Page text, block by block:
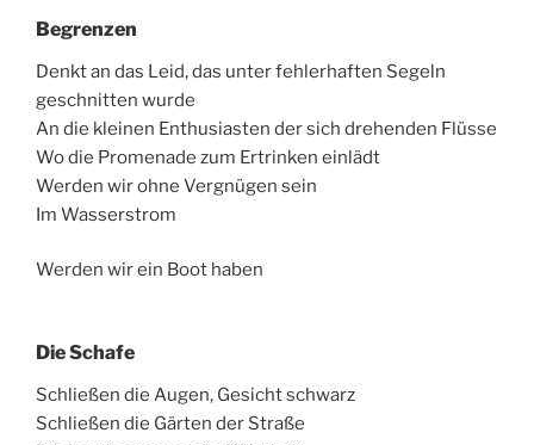
Begrenzen
Denkt an das Leid, das unter fehlerhaften Segeln
geschnitten wurde
An die kleinen Enthusiasten der sich drehenden Flüsse
Wo die Promenade zum Ertrinken einlädt
Werden wir ohne Vergnügen sein
Im Wasserstrom
Werden wir ein Boot haben
Die Schafe
Schließen die Augen, Gesicht schwarz
Schließen die Gärten der Straße